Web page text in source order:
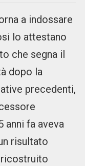
a indossare
lo attestano
che segna il
dopo la
precedenti,
anni fa aveva
risultato
ricostruito